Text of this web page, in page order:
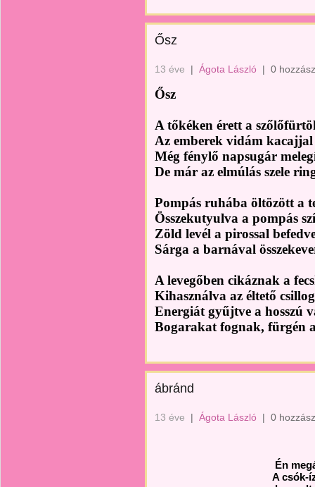
Ősz
13 éve | Ágota László | 0
Ősz
A tőkéken érett a
Az emberek vidám kacajjal
Még fénylő napsugár
De már az elmúlás szele
Pompás ruhába öltözött a
Összekutyulva a pompás
Zöld levél a pirossal
Sárga a barnával
A levegőben cikáznak a
Kihasználva az éltető
Energiát gyűjtve a hosszú
Bogarakat fognak, fürgén
ábránd
13 éve | Ágota László | 0
Én
A csók-